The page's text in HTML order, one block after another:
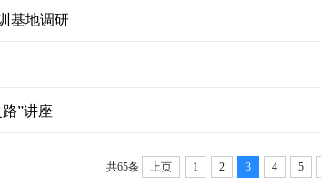
基地调研
”讲座
共65条 上页 1 2 3 4 5